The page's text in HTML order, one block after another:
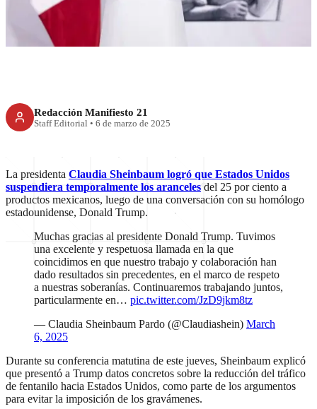
Sheinbaum
Redacción Manifiesto 21
Staff Editorial • 6 de marzo de 2025
La presidenta Claudia Sheinbaum logró que Estados Unidos
suspendiera temporalmente los arancelesdel 25 por ciento a
productos mexicanos, luego de una conversación con su homólogo
estadounidense, Donald Trump.
Muchas gracias al presidente Donald Trump. Tuvimos
una excelente y respetuosa llamada en la que
coincidimos en que nuestro trabajo y colaboración han
dado resultados sin precedentes, en el marco de respeto
a nuestras soberanías. Continuaremos trabajando juntos,
particularmente en… pic.twitter.com/JzD9jkm8tz
— Claudia Sheinbaum Pardo (@Claudiashein) March
6, 2025
Durante su conferencia matutina de este jueves, Sheinbaum explicó
que presentó a Trump datos concretos sobre la reducción del tráfico
de fentanilo hacia Estados Unidos, como parte de los argumentos
para evitar la imposición de los gravámenes.